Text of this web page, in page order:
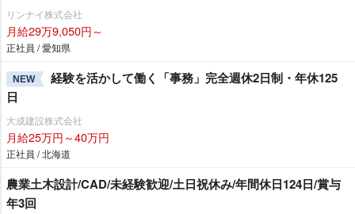
リンナイ株式会社
月給29万9,050円～
正社員 / 愛知県
NEW
経験を活かして働く「事務」完全週休2日制・年休125
日
大成建設株式会社
月給25万円～40万円
正社員 / 北海道
農業土木設計/CAD/未経験歓迎/土日祝休み/年間休日124日/賞与
年3回